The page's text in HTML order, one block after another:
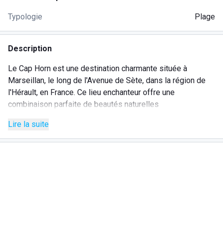
Typologie Plage
Description
Le Cap Horn est une destination charmante située à
Marseillan, le long de l'Avenue de Sète, dans la région de
l'Hérault, en France. Ce lieu enchanteur offre une
combinaison parfaite de beautés naturelles
une expérience unique de détente et de divertissement.
Lire la suite